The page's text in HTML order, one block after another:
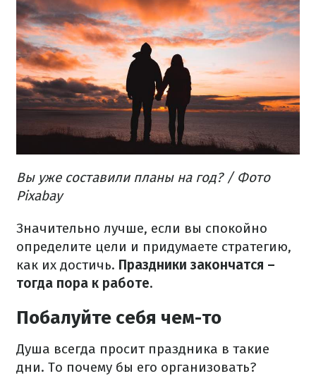
Вы уже составили планы на год? / Фото
Pixabay
Значительно лучше, если вы спокойно
определите цели и придумаете стратегию,
как их достичь. Праздники закончатся –
тогда пора к работе.​
Побалуйте себя чем-то
Душа всегда просит праздника в такие
дни. То почему бы его организовать?